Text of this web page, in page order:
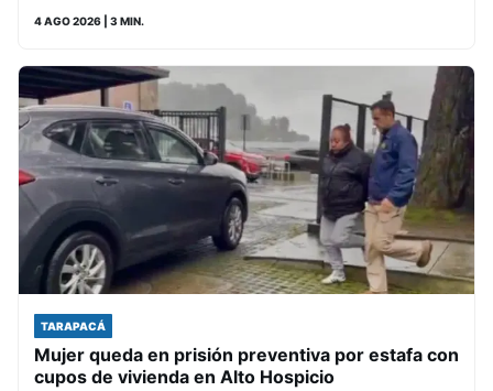
4 AGO 2026 | 3 MIN.
TARAPACÁ
Mujer queda en prisión preventiva por estafa con
cupos de vivienda en Alto Hospicio